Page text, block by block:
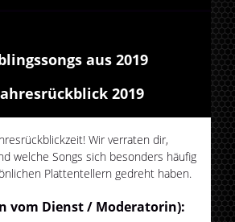
aus 2019
2019
Wir verraten dir,
welche Songs sich besonders häufig
Plattentellern gedreht haben.
vom Dienst / Moderatorin):